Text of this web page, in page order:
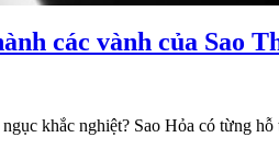
các vành của Sao
khắc nghiệt? Sao Hỏa có từng